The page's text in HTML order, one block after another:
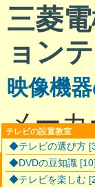
三菱
ョン
映像機
メー
サイト
テレビの設置教室
◆テレビの選び方
◆DVDの豆知識 [10]
◆テレビを楽しむ